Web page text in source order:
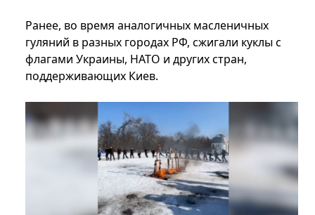
Ранее, во время аналогичных масленичных
гуляний в разных городах РФ, сжигали куклы с
флагами Украины, НАТО и других стран,
поддерживающих Киев.